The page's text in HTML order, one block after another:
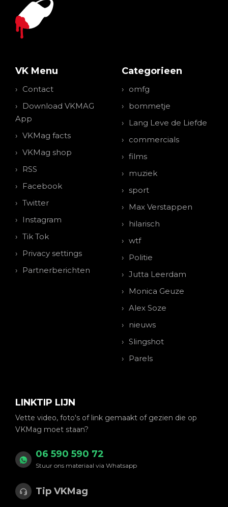
VK Menu
Contact
Download VKMAG
App
VKMag facts
VKMag shop
RSS
Facebook
Twitter
Instagram
Tik Tok
Privacy settings
Partnerberichten
Categorieen
omfg
bommetje
Lang Leve de Liefde
commercials
films
muziek
sport
Max Verstappen
hilarisch
wtf
Politie
Jutta Leerdam
Monica Geuze
Alex Soze
nieuws
Slingshot
Parels
LINKTIP LIJN
Vette video, foto's of link gemaakt of gezien die op
VKMag moet staan?
06 590 590 72
Stuur ons materiaal via Whatsapp
Tip VKMag